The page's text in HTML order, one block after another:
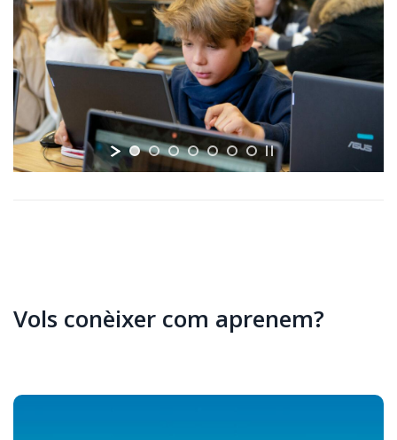
Vols conèixer com aprenem?